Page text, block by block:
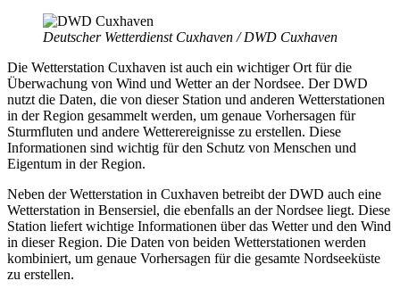
Deutscher Wetterdienst Cuxhaven / DWD Cuxhaven
Die Wetterstation Cuxhaven ist auch ein wichtiger Ort für die
Überwachung von Wind und Wetter an der Nordsee. Der DWD
nutzt die Daten, die von dieser Station und anderen Wetterstationen
in der Region gesammelt werden, um genaue Vorhersagen für
Sturmfluten und andere Wetterereignisse zu erstellen. Diese
Informationen sind wichtig für den Schutz von Menschen und
Eigentum in der Region.
Neben der Wetterstation in Cuxhaven betreibt der DWD auch eine
Wetterstation in Bensersiel, die ebenfalls an der Nordsee liegt. Diese
Station liefert wichtige Informationen über das Wetter und den Wind
in dieser Region. Die Daten von beiden Wetterstationen werden
kombiniert, um genaue Vorhersagen für die gesamte Nordseeküste
zu erstellen.